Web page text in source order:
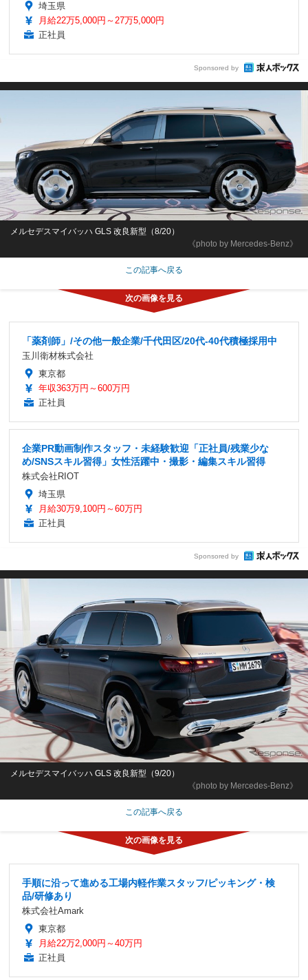
埼玉県
月給22万5,000円～27万5,000円
正社員
Sponsored by
《photo by Mercedes-Benz》
メルセデスマイバッハ GLS 改良新型（8/20）
この記事へ戻る
「薬剤師」/その他一般企業/千代田区/20代-40代積極採用中
玉川衛材株式会社
東京都
年収363万円～600万円
正社員
企業PR動画制作スタッフ・未経験歓迎「正社員/残業少な
め/SNSスキル習得」女性活躍中・撮影・編集スキル習得
株式会社RIOT
埼玉県
月給30万9,100円～60万円
正社員
Sponsored by
《photo by Mercedes-Benz》
メルセデスマイバッハ GLS 改良新型（9/20）
この記事へ戻る
手順に沿って進める工場内軽作業スタッフ/ピッキング・検
品/研修あり
株式会社Amark
東京都
月給22万2,000円～40万円
正社員